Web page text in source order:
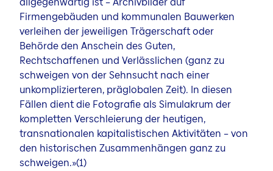
Firmengebäuden und kommunalen Bauwerken
verleihen der jeweiligen Trägerschaft oder
Behörde den Anschein des Guten,
Rechtschaffenen und Verlässlichen (ganz zu
schweigen von der Sehnsucht nach einer
unkomplizierteren, präglobalen Zeit). In diesen
Fällen dient die Fotografie als Simulakrum der
kompletten Verschleierung der heutigen,
transnationalen kapitalistischen Aktivitäten – von
den historischen Zusammenhängen ganz zu
schweigen.»(1)